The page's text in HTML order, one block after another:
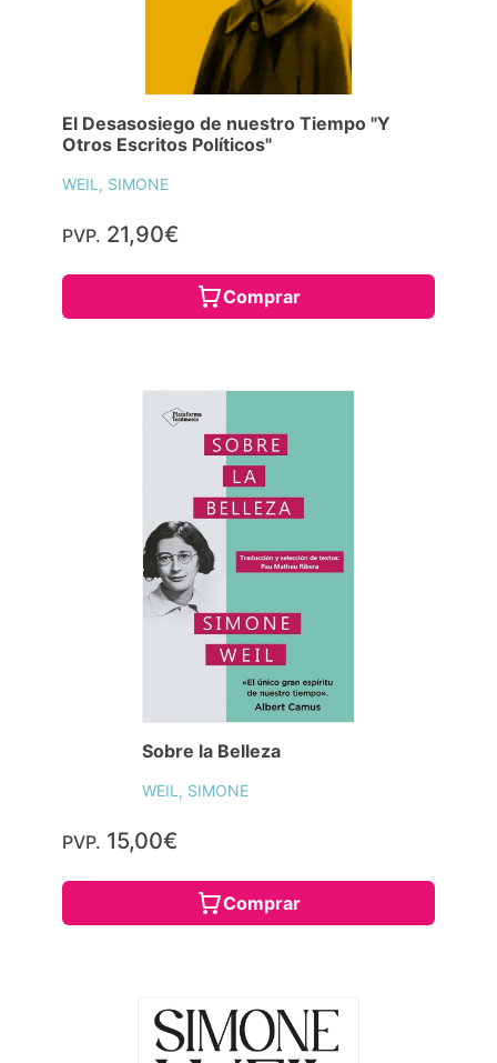
El Desasosiego de nuestro Tiempo "Y
Otros Escritos Políticos"
WEIL, SIMONE
PVP. 21,90€
Comprar
Sobre la Belleza
WEIL, SIMONE
PVP. 15,00€
Comprar